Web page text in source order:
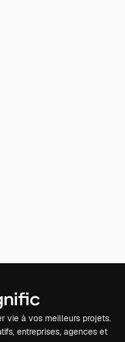
vie à vos meilleurs projets.
entreprises, agences et